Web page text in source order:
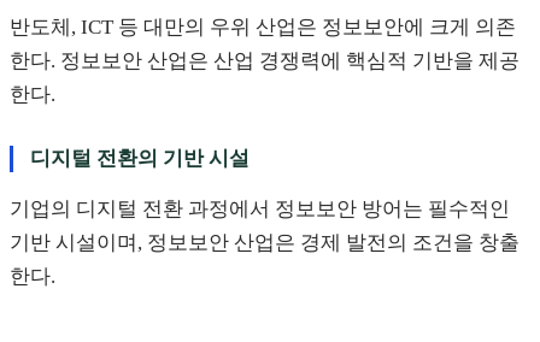
반도체, ICT 등 대만의 우위 산업은 정보보안에 크게 의존
한다. 정보보안 산업은 산업 경쟁력에 핵심적 기반을 제공
한다.
디지털 전환의 기반 시설
기업의 디지털 전환 과정에서 정보보안 방어는 필수적인
기반 시설이며, 정보보안 산업은 경제 발전의 조건을 창출
한다.